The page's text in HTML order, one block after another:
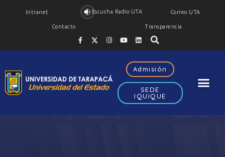
Intranet Escucha Radio UTA Correo UTA
Contacto Transparencia
Admisión
SEDE
IQUIQUE